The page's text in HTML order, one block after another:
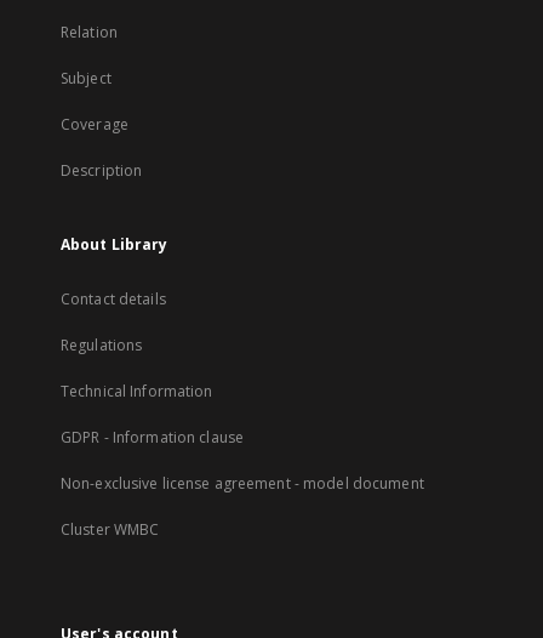
Relation
Subject
Coverage
Description
About Library
Contact details
Regulations
Technical Information
GDPR - Information clause
Non-exclusive license agreement - model document
Cluster WMBC
User's account